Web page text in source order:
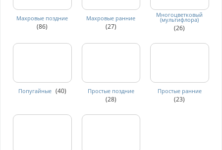
Махровые поздние
(86)
Махровые ранние
(27)
Многоцветковый
(мультифлора)
(26)
Попугайные (40) Простые поздние
(28)
Простые ранние
(23)